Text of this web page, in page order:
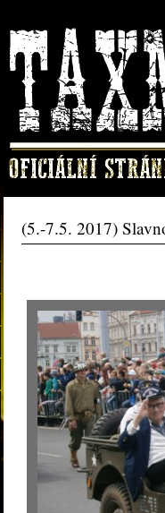
(5.-7.5. 2017)